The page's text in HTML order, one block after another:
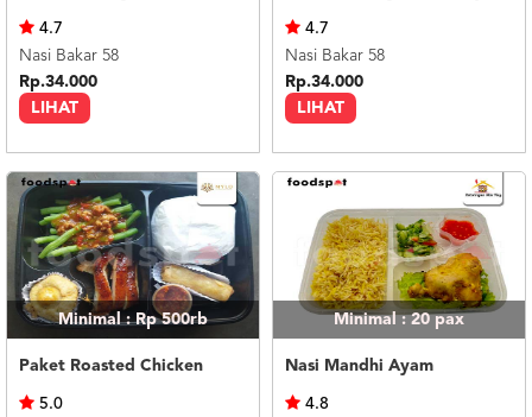
LIHAT
4.7
Nasi Bakar 58
Rp.34.000
LIHAT
4.7
Nasi Bakar 58
Rp.34.000
Minimal : Rp 500rb
Paket Roasted Chicken
5.0
Minimal : 20pax
Nasi Mandhi Ayam
4.8